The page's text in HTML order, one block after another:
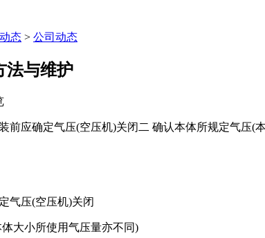
态 > 公司动态
法与维护
前应确定气压(空压机)关闭二 确认本体所规定气压
气压(空压机)关闭
大小所使用气压量亦不同)